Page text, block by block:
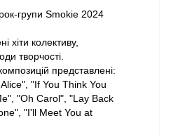
рок-групи Smokie 2024
хіти колективу,
творчості.
представлені:
"If You Think You
"Oh Carol", "Lay Back
"I'll Meet You at